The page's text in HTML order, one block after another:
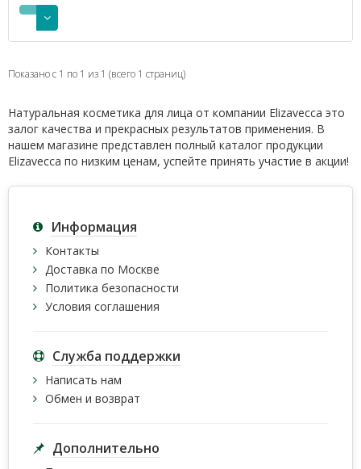
Показано с 1 по 1 из 1 (всего 1 страниц)
Натуральная косметика для лица от компании Elizavecca это
залог качества и прекрасных результатов применения. В
нашем магазине представлен полный каталог продукции
Elizavecca по низким ценам, успейте принять участие в акции!
Информация
Контакты
Доставка по Москве
Политика безопасности
Условия соглашения
Служба поддержки
Написать нам
Обмен и возврат
Дополнительно